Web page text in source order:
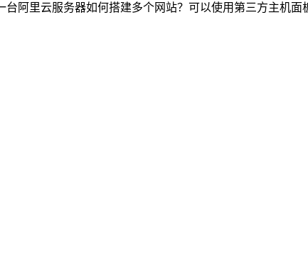
阿里云服务器如何搭建多个网站？可以使用第三方主机面